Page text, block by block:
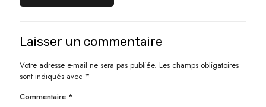
Laisser un commentaire
Votre adresse e-mail ne sera pas publiée. Les champs obligatoires
sont indiqués avec *
Commentaire *